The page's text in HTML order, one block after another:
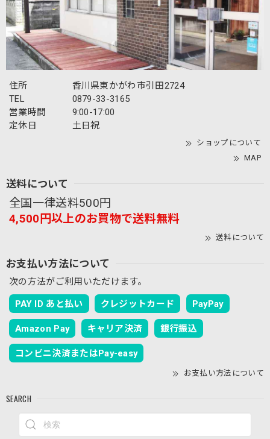
【春夏限定】キジトラ子猫の刺繍／ショート・ロング／東かがわで一貫製造／UVケア／コットン100％
アッシュ（杢グレー）
2026/07/21
商品について 総合～とても満足 ・キジトラの子猫の刺繍～
文句なくかわいいの一言に尽きる この暑さにもかかわら
ず、外出のテンション爆上がり ・機能～ＵＶ対応 ・綿
100％～肌に触れる感触は心地よい ※絹製品と今後
比較検討する予定、ポリエステルなど化繊は除外 ・50㎝の
応～入金→即、貴社より入金確認、発送のメール→商品到着
私の実家が東かがわ市三本松にあり、数年前に家じまいをす
のほうもよくドライブし 白鳥のてぶくろ会館で手袋などを
買っていましたが 貴社のことは全く知りませんでした。 同
封のパンフレットも見せていただきましたが、 そういえば
私の水主の叔母も、 夏休みにいくと、 いつもミシンに向か
って手袋を縫う内職をしていたなあと 思い出します。 私の
れからもどん作ってください。 水主にあるお墓参りに行く
ときは、ぜひお店にお伺いします。 取り急ぎ お礼まで
最高評価と心温まるメッセージをいただき、誠
にありがとうございます！ キジトラ刺繍や着用
感、さらには迅速な対応にご満足いただけて大
変嬉しく存じます。外出時の気分を上げるお手
伝いができ、職人冥利に尽きます。 また、ご実
家や白鳥・引田、内職のお話など、東かがわ市
改めて感じております。 故郷の地から、これか
らも喜んでいただけるモノづくりを続けてまい
住所
香川県東かがわ市引田2724
TEL
0879-33-3165
営業時間
9:00-17:00
定休日
土日祝
ショップについて
MAP
送料について
全国一律送料500円
4,500円以上のお買物で送料無料
送料について
お支払い方法について
次の方法がご利用いただけます。
PAY ID あと払い クレジットカード PayPay
Amazon Pay キャリア決済 銀行振込
コンビニ決済またはPay-easy
お支払い方法について
SEARCH